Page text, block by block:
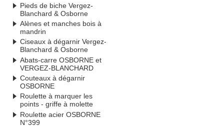
Pieds de biche Vergez-
Blanchard & Osborne
Alènes et manches bois à
mandrin
Ciseaux à dégarnir Vergez-
Blanchard & Osborne
Abats-carre OSBORNE et
VERGEZ-BLANCHARD
Couteaux à dégarnir
OSBORNE
Roulette à marquer les
points - griffe à molette
Roulette acier OSBORNE
N°399